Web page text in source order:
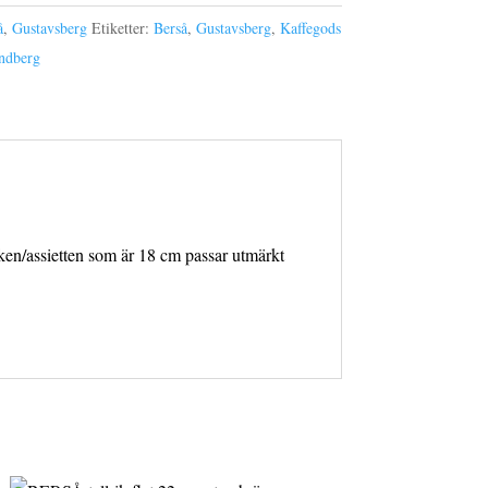
, Gustavsberg Etiketter: Berså, Gustavsberg, Kaffegods
assietten som är 18 cm passar utmärkt